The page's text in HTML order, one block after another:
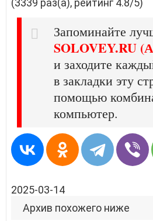
(3339 раз(а), рейтинг 4.8/5)
Запоминайте
SOLOVEY.RU
и заходите
в закладки эту
помощью
компьютер.
2025-03-14
Архив похожего ниже